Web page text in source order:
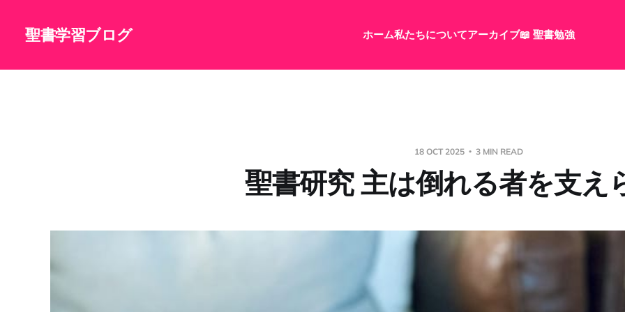
聖書学習ブログ ホーム私たちについてアーカイブ📖 聖書勉強
18 OCT 2025 3 MIN READ
聖書研究 主は倒れる者を支え